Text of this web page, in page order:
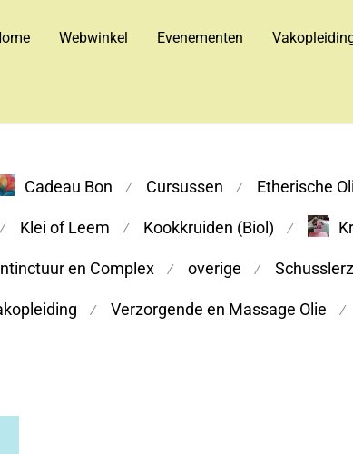
Webwinkel Evenementen
Cadeau Bon ⁄ Cursussen ⁄ Etherische
⁄ Klei of Leem ⁄ Kookkruiden (Biol) ⁄
en Complex ⁄ overige ⁄
⁄ Verzorgende en Massage Olie ⁄